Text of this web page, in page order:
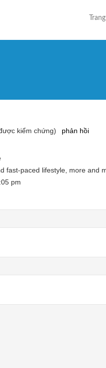
kiểm chứng)
phản hồi
fast-paced lifestyle, more and
pm